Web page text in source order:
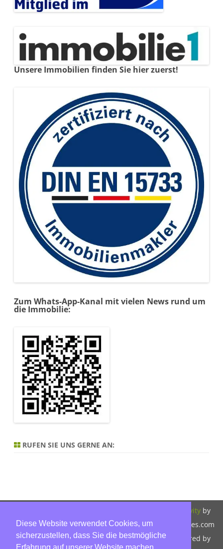
Unsere Immobilien finden Sie hier zuerst!
Zum Whats-App-Kanal mit vielen News rund um
die Immobilie:
RUFEN SIE UNS GERNE AN:
Hinnerk Warter,
Warter-
unsere
Datenschutzerklärung.
ZeroGravityby
GalussoThemes.com
Powered by
Diese Website verwendet Cookies, um
sicherzustellen, dass Sie die bestmögliche
Erfahrung auf unserer Website machen.